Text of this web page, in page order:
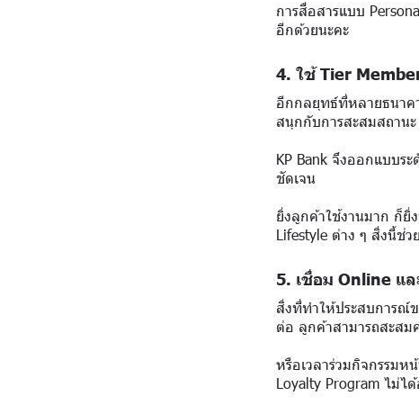
การสื่อสารแบบ
อีกด้วยนะคะ
4. ใช้ Tier
อีกกลยุทธ์ที่หลายธนาค
สนุกกับการสะสมสถาน
KP Bank จึงออกแบบร
ชัดเจน
ยิ่งลูกค้าใช้งานมาก ก็
Lifestyle ต่าง ๆ สิ่งนี้ช่
5. เชื่อม Online แ
สิ่งที่ทำให้ประสบการณ์
ต่อ ลูกค้าสามารถสะสม
หรือเวลาร่วมกิจกรรม
Loyalty Program ไม่ไ